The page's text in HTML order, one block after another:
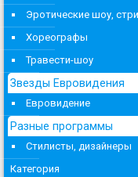
Эротические шоу,
Хореографы
Травести-шоу
Звезды Евровидения
Евровидение
Разные программы
Стилисты, дизайнеры
Категория